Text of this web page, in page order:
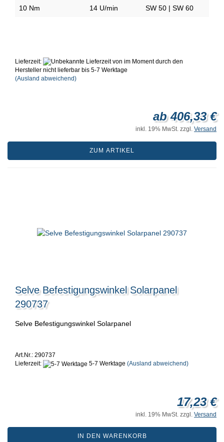
10 Nm 14 U/min SW 50 | SW 60
Lieferzeit:
von im Moment durch den
Hersteller nicht lieferbar bis 5-7 Werktage
(Ausland abweichend)
ab 406,33 €
inkl. 19% MwSt. zzgl. Versand
ZUM ARTIKEL
Selve Befestigungswinkel Solarpanel
290737
Selve Befestigungswinkel Solarpanel
Art.Nr.: 290737
Lieferzeit:
5-7 Werktage (Ausland abweichend)
17,23 €
inkl. 19% MwSt. zzgl. Versand
IN DEN WARENKORB